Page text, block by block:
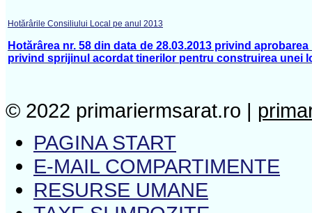
Hotărârile Consiliului Local pe anul 2013
Hotărârea nr. 58 din data de 28.03.2013 privind
privind sprijinul acordat tinerilor pentru construirea unei
© 2022 primariermsarat.ro |
PAGINA START
E-MAIL COMPARTIMENTE
RESURSE UMANE